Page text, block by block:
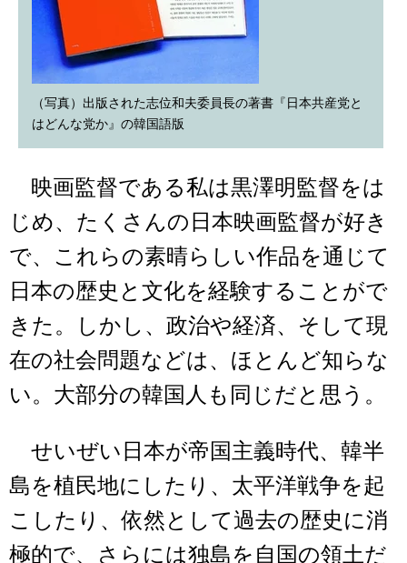
（写真）出版された志位和夫委員長の著書『日本共産党と
はどんな党か』の韓国語版
映画監督である私は黒澤明監督をは
じめ、たくさんの日本映画監督が好き
で、これらの素晴らしい作品を通じて
日本の歴史と文化を経験することがで
きた。しかし、政治や経済、そして現
在の社会問題などは、ほとんど知らな
い。大部分の韓国人も同じだと思う。
せいぜい日本が帝国主義時代、韓半
島を植民地にしたり、太平洋戦争を起
こしたり、依然として過去の歴史に消
極的で、さらには独島を自国の領土だ